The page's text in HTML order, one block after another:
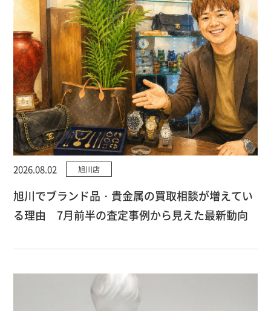
2026.08.02 旭川店
旭川でブランド品・貴金属の買取相談が増えてい
る理由 7月前半の査定事例から見えた最新動向